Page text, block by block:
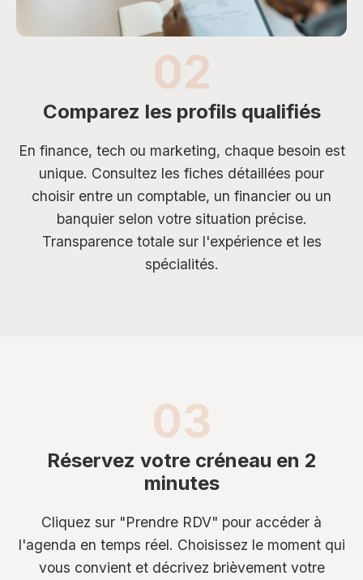
02
Comparez les profils qualifiés
En finance, tech ou marketing, chaque besoin est
unique. Consultez les fiches détaillées pour
choisir entre un comptable, un financier ou un
banquier selon votre situation précise.
Transparence totale sur l'expérience et les
spécialités.
03
Réservez votre créneau en 2
minutes
Cliquez sur "Prendre RDV" pour accéder à
l'agenda en temps réel. Choisissez le moment qui
vous convient et décrivez brièvement votre